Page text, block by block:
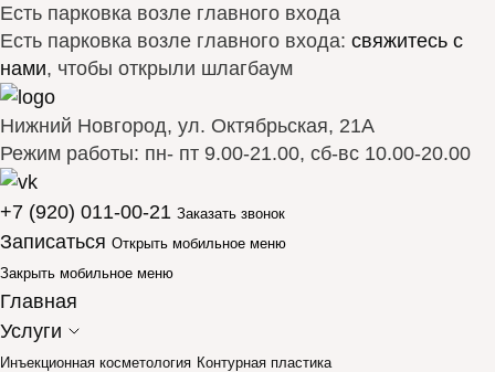
Есть парковка возле главного входа
Есть парковка возле главного входа: свяжитесь с
нами, чтобы открыли шлагбаум
Нижний Новгород, ул. Октябрьская, 21А
Режим работы: пн- пт 9.00-21.00, сб-вс 10.00-20.00
+7 (920) 011-00-21 Заказать звонок
Записаться Открыть мобильное меню
Закрыть мобильное меню
Главная
Услуги
Инъекционная косметология Контурная пластика